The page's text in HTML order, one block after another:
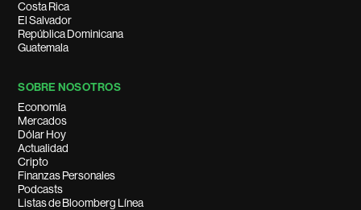
Costa Rica
El Salvador
República Dominicana
Guatemala
SOBRE NOSOTROS
Economía
Mercados
Dólar Hoy
Actualidad
Cripto
Finanzas Personales
Podcasts
Listas de Bloomberg Línea